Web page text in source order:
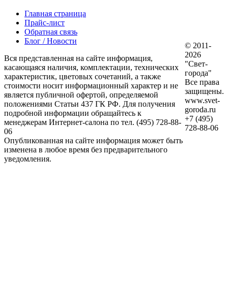
Главная страница
Прайс-лист
Обратная связь
Блог / Новости
Вся представленная на сайте информация,
касающаяся наличия, комплектации, технических
характеристик, цветовых сочетаний, а также
стоимости носит информационный характер и не
является публичной офертой, определяемой
положениями Статьи 437 ГК РФ. Для получения
подробной информации обращайтесь к
менеджерам Интернет-салона по тел. (495) 728-88-
06
Опубликованная на сайте информация может быть
изменена в любое время без предварительного
уведомления.
© 2011-
2026
"Свет-
города"
Все права
защищены.
www.svet-
goroda.ru
+7 (495)
728-88-06